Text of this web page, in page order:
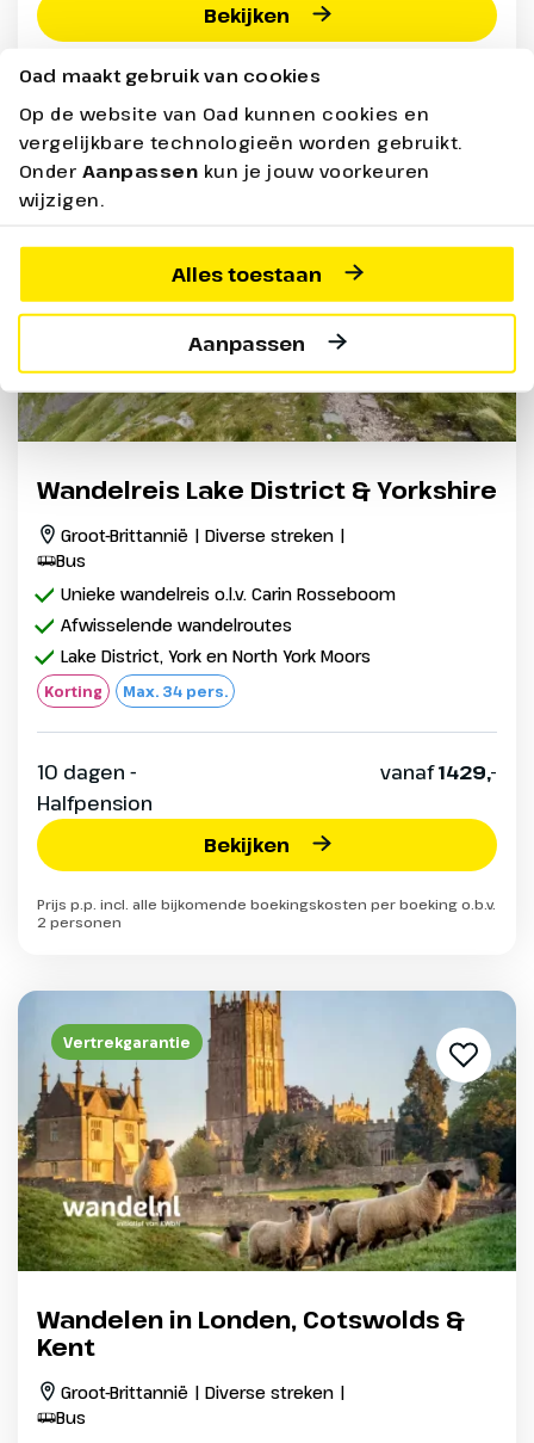
Oad maakt gebruik van cookies
Op de website van Oad kunnen cookies en
vergelijkbare technologieën worden gebruikt.
Onder Aanpassen kun je jouw voorkeuren
wijzigen.
Alles toestaan
Aanpassen
Bekijken
Prijs p.p. incl. alle bijkomende boekingskosten per boeking o.b.v.
Vertrekgarantie
Wandelreis Lake District & Yorkshire
Groot-Brittannië | Diverse streken |
Bus
Unieke wandelreis o.l.v. Carin Rosseboom
Afwisselende wandelroutes
Lake District, York en North York Moors
Korting Max. 34 pers.
10 dagen -
Halfpension
vanaf1429,-
Bekijken
Prijs p.p. incl. alle bijkomende boekingskosten per boeking o.b.v.
2 personen
Vertrekgarantie
Wandelen in Londen, Cotswolds &
Kent
Groot-Brittannië | Diverse streken |
Bus